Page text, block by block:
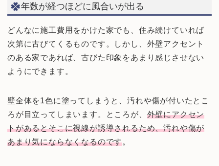
年数が経つほどに風合いが出る
どんなに施工費用をかけた家でも、住み続けていれば
次第に古びてくるものです。しかし、外壁アクセント
のある家であれば、古びた印象をあまり感じさせない
ようにできます。
壁全体を1色に塗ってしまうと、汚れや傷が付いたとこ
ろが目立ってしまいます。ところが、 外壁にアクセン
トがあるとそこに視線が誘導されるため、汚れや傷が
あまり気にならなくなるのです。